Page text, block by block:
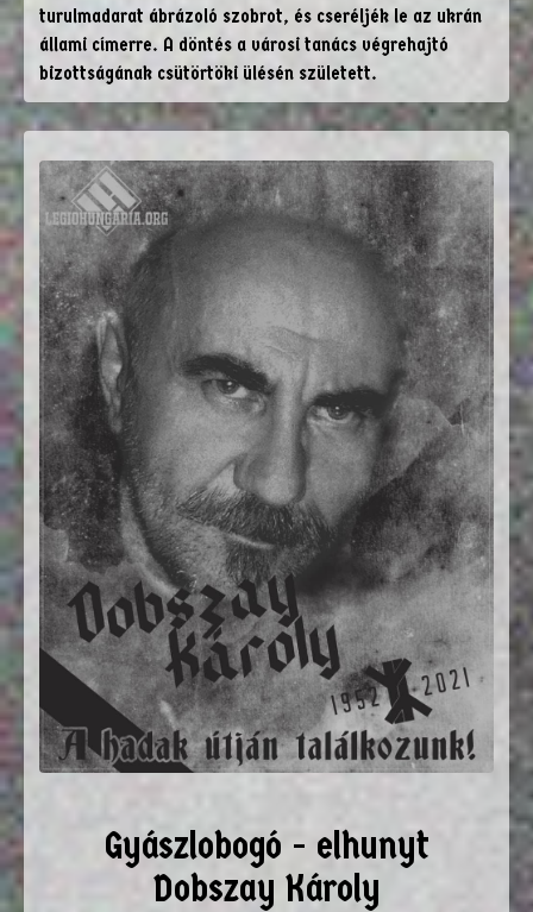
turulmadarat ábrázoló szobrot, és cseréljék le az ukrán
állami címerre. A döntés a városi tanács végrehajtó
bizottságának csütörtöki ülésén született.
Gyászlobogó - elhunyt
Dobszay Károly